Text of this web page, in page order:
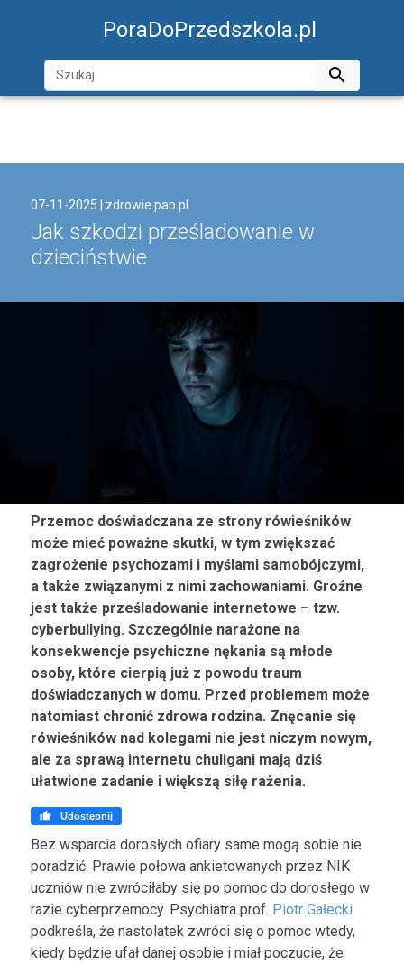
PoraDoPrzedszkola.pl

07-11-2025 | zdrowie.pap.pl
Jak szkodzi prześladowanie w
dzieciństwie
Przemoc doświadczana ze strony rówieśników
może mieć poważne skutki, w tym zwiększać
zagrożenie psychozami i myślami samobójczymi,
a także związanymi z nimi zachowaniami. Groźne
jest także prześladowanie internetowe – tzw.
cyberbullying. Szczególnie narażone na
konsekwencje psychiczne nękania są młode
osoby, które cierpią już z powodu traum
doświadczanych w domu. Przed problemem może
natomiast chronić zdrowa rodzina. Znęcanie się
rówieśników nad kolegami nie jest niczym nowym,
ale za sprawą internetu chuligani mają dziś
ułatwione zadanie i większą siłę rażenia.
 Udostępnij
Bez wsparcia dorosłych ofiary same mogą sobie nie
poradzić. Prawie połowa ankietowanych przez NIK
uczniów nie zwróciłaby się po pomoc do dorosłego w
razie cyberprzemocy. Psychiatra prof. Piotr Gałecki
podkreśla, że nastolatek zwróci się o pomoc wtedy,
kiedy będzie ufał danej osobie i miał poczucie, że